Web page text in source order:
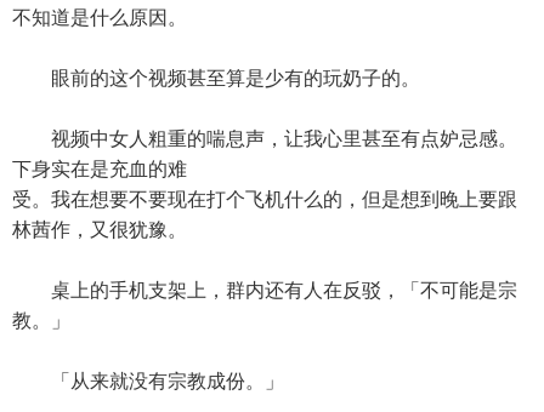
不知道是什么原因。
眼前的这个视频甚至算是少有的玩奶子的。
视频中女人粗重的喘息声，让我心里甚至有点妒忌感。
下身实在是充血的难
受。我在想要不要现在打个飞机什么的，但是想到晚上要跟
林茜作，又很犹豫。
桌上的手机支架上，群内还有人在反驳，「不可能是宗
教。」
「从来就没有宗教成份。」